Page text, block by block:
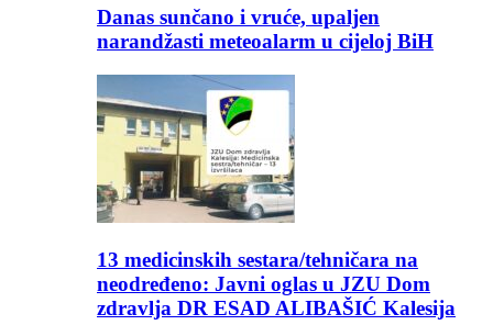
Danas sunčano i vruće, upaljen
narandžasti meteoalarm u cijeloj BiH
13 medicinskih sestara/tehničara na
neodređeno: Javni oglas u JZU Dom
zdravlja DR ESAD ALIBAŠIĆ Kalesija